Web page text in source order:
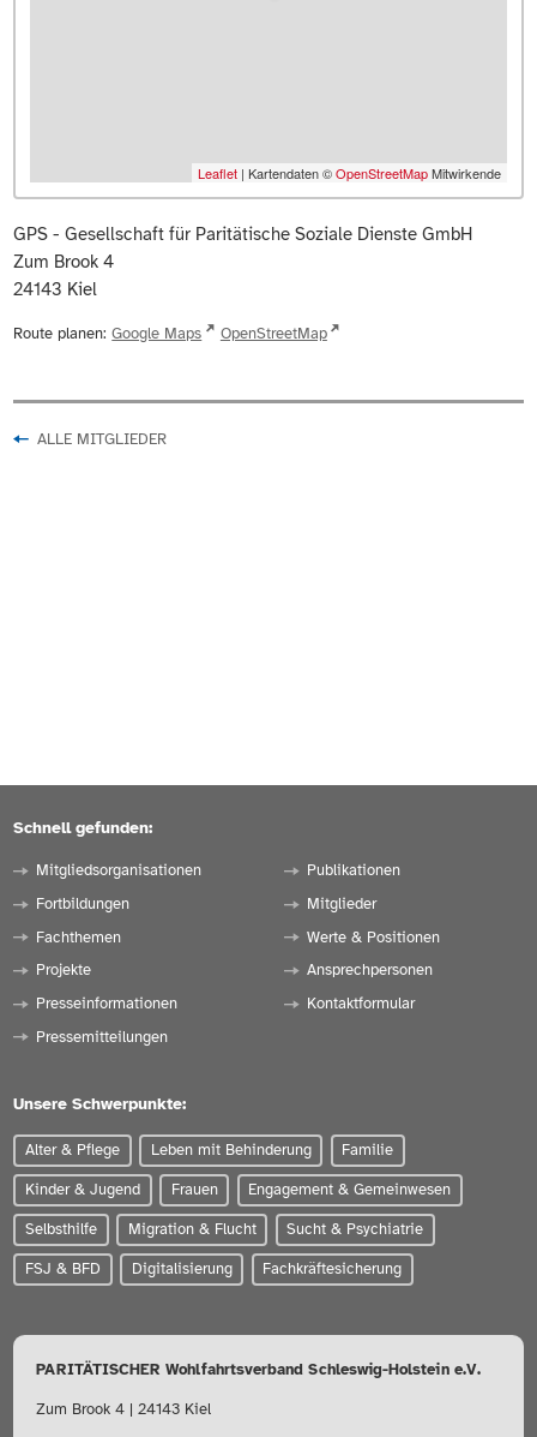
Leaflet | Kartendaten ©OpenStreetMapMitwirkende
GPS - Gesellschaft für Paritätische Soziale Dienste GmbH
Zum Brook 4
24143 Kiel
Route planen: Google Maps OpenStreetMap
ALLE MITGLIEDER
Schnell gefunden:
Mitgliedsorganisationen
Fortbildungen
Fachthemen
Projekte
Presseinformationen
Pressemitteilungen
Publikationen
Mitglieder
Werte & Positionen
Ansprechpersonen
Kontaktformular
Unsere Schwerpunkte:
Alter & Pflege Leben mit Behinderung Familie
Kinder & Jugend Frauen Engagement & Gemeinwesen
Selbsthilfe Migration & Flucht Sucht & Psychiatrie
FSJ & BFD Digitalisierung Fachkräftesicherung
PARITÄTISCHER Wohlfahrtsverband Schleswig-Holstein e.V.
Zum Brook 4 | 24143 Kiel